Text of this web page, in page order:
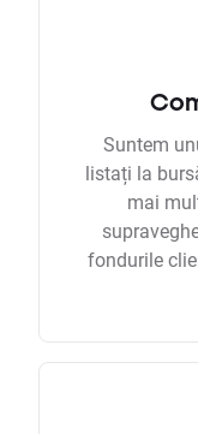
Suntem
listați la
mai
fondurile